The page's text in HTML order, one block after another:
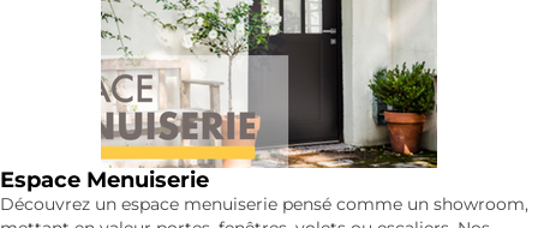
Espace Menuiserie
Découvrez un espace menuiserie pensé comme un showroom,